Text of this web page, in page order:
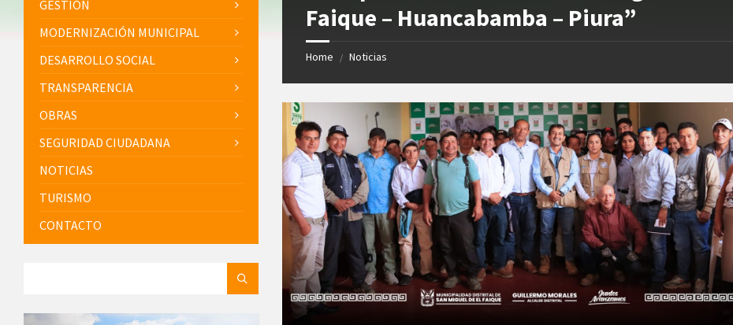
Faique – Huancabamba – Piura”
Home / Noticias
GESTIÓN
MODERNIZACIÓN MUNICIPAL
DESARROLLO SOCIAL
TRANSPARENCIA
OBRAS
SEGURIDAD CIUDADANA
NOTICIAS
TURISMO
CONTACTO